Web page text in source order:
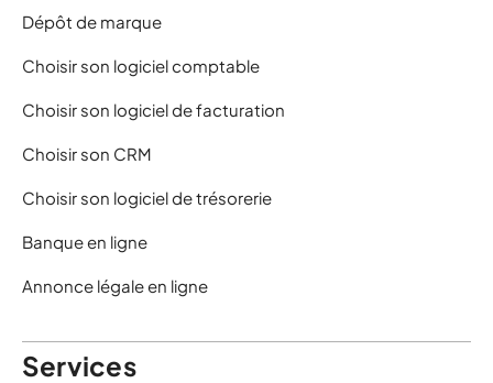
Dépôt de marque
Choisir son logiciel comptable
Choisir son logiciel de facturation
Choisir son CRM
Choisir son logiciel de trésorerie
Banque en ligne
Annonce légale en ligne
Services